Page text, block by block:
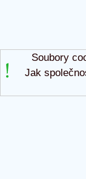
Soubory
Jak